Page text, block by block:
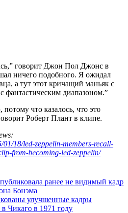
говорит Джон Пол Джонс в
ничего подобного. Я ожидал
а тут этот кричащий маньяк с
фантастическим диапазоном.”
что казалось, что это
Роберт Плант в клипе.
01/18/led-zeppelin-members-recall-
from-becoming-led-zeppelin/
ранее не видимый кадр
Бонэма
улучшенные кадры
Чикаго в 1971 году